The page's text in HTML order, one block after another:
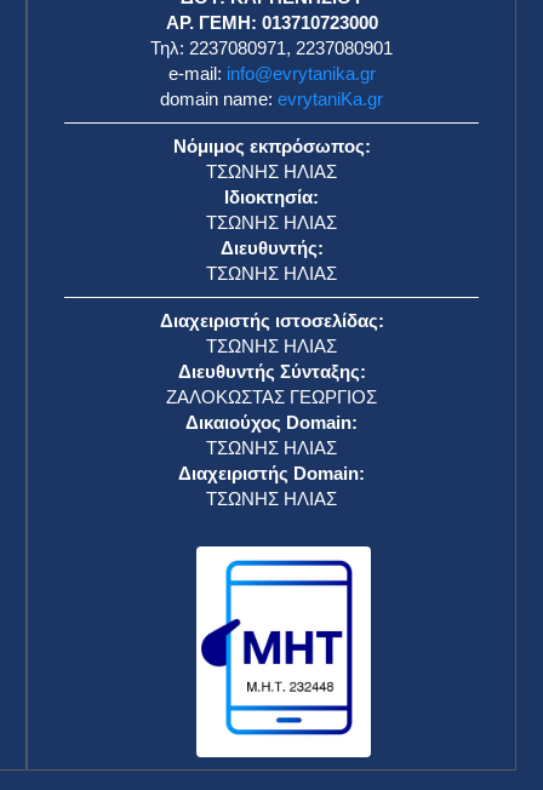
ΑΡ. ΓΕΜΗ: 013710723000
Τηλ: 2237080971, 2237080901
e-mail: info@evrytanika.gr
domain name: evrytaniKa.gr
Νόμιμος εκπρόσωπος:
ΤΣΩΝΗΣ ΗΛΙΑΣ
Ιδιοκτησία:
ΤΣΩΝΗΣ ΗΛΙΑΣ
Διευθυντής:
ΤΣΩΝΗΣ ΗΛΙΑΣ
Διαχειριστής ιστοσελίδας:
ΤΣΩΝΗΣ ΗΛΙΑΣ
Διευθυντής Σύνταξης:
ΖΑΛΟΚΩΣΤΑΣ ΓΕΩΡΓΙΟΣ
Δικαιούχος Domain:
ΤΣΩΝΗΣ ΗΛΙΑΣ
Διαχειριστής Domain:
ΤΣΩΝΗΣ ΗΛΙΑΣ